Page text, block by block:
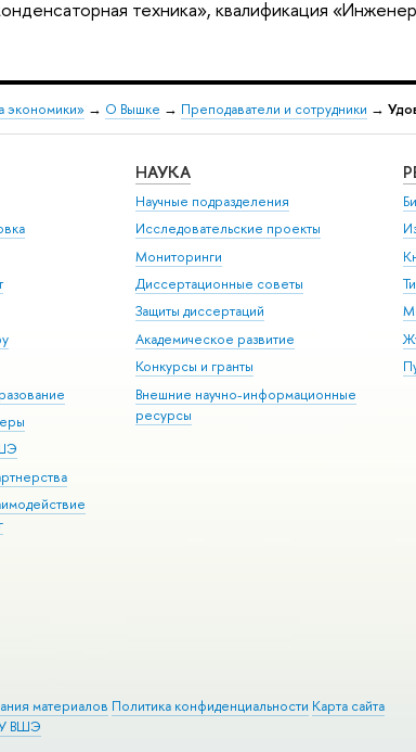
техника», квалификация
экономики» → О Вышке → Преподаватели и сотрудники →
НАУКА
Научные подразделения
Исследовательские проекты
Мониторинги
Диссертационные советы
Защиты диссертаций
Академическое развитие
Конкурсы и гранты
Внешние научно-информационные
ресурсы
материалов Политика конфиденциальности Карта сайта
ВШЭ